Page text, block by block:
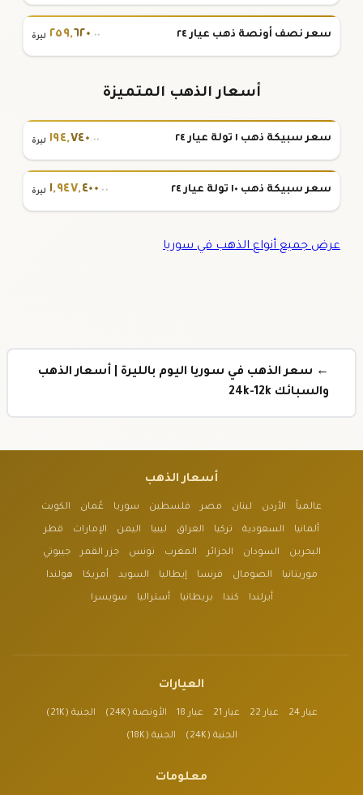
سعر نصف أونصة ذهب عيار ٢٤ ٢٥٩,٦٢٠.٠٠ ليرة
أسعار الذهب المتميزة
سعر سبيكة ذهب ١ تولة عيار ٢٤ ١٩٤,٧٤٠.٠٠ ليرة
سعر سبيكة ذهب ١٠ تولة عيار ٢٤ ١,٩٤٧,٤٠٠.٠٠ ليرة
عرض جميع أنواع الذهب في سوريا
← سعر الذهب في سوريا اليوم بالليرة | أسعار الذهب
والسبائك 24k-12k
أسعار الذهب
عالمياً الأردن لبنان مصر فلسطين سوريا عُمان الكويت
ألمانيا السعودية تركيا العراق ليبيا اليمن الإمارات قطر
البحرين السودان الجزائر المغرب تونس جزر القمر جيبوتي
موريتانيا الصومال فرنسا إيطاليا السويد أمريكا هولندا
أيرلندا كندا بريطانيا أستراليا سويسرا
العيارات
عيار 24 عيار 22 عيار 21 عيار 18 الأونصة (24K) الجنية (21K)
الجنية (24K) الجنية (18K)
معلومات